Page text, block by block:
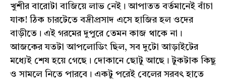
খুশীর বারোটা বাজিয়ে লাভ নেই। আপাতত বর্তমানেই বাঁচা
যাক! ঠিক চারটেতে বদ্রীপ্রসাদ এসে হাজির হল ওদের
বাড়ীতে। এই গরমের দুপুরে তেমন কাজ থাকে না।
আজকের যতটা আপলোডিং ছিল, সব দুটো আড়াইটের
মধ্যেই শেষ হয়ে গেছে। দোকানে ছোটু আছে। টুকটাক কিছু
ও সামলে নিতে পারবে। একটু পরেই বেলের সরবৎ হাতে